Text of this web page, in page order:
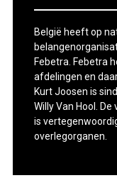
België heeft op
Febetra. Febetra
afdelingen en
Kurt Joosen is
Willy Van Hool.
is
overlegorganen.